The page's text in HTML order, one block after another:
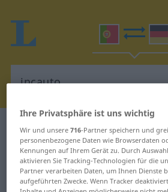
Portugiesisch-Deutsch
Portugiesisch-
Übersetzung für
Ihre Privatsphäre ist uns wichtig
Wir und unsere716-Partner speichern und
personenbezogene Daten wie Browserdaten
Kennungen auf Ihrem Gerät zu. Durch
aktivieren Sie Tracking-Technologien für die
Partner verarbeiten Daten, um Ihnen Dienste
aufgeführten Zwecke. Wenn Tracker